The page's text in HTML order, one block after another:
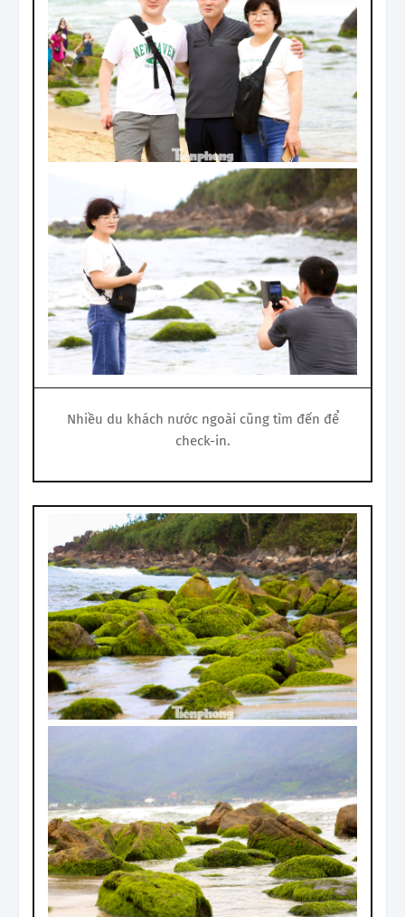
Nhiều du khách nước ngoài cũng tìm đến để
check-in.